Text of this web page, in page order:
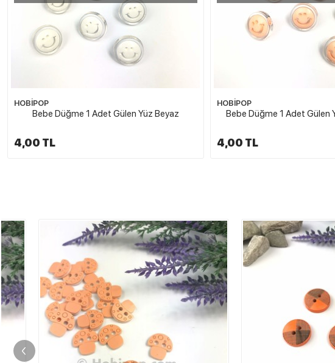
HOBİPOP
Bebe Düğme 1 Adet Gülen Yüz Beyaz
4,00 TL
HOBİPOP
Bebe Düğme 1 Adet Gülen
4,00 TL